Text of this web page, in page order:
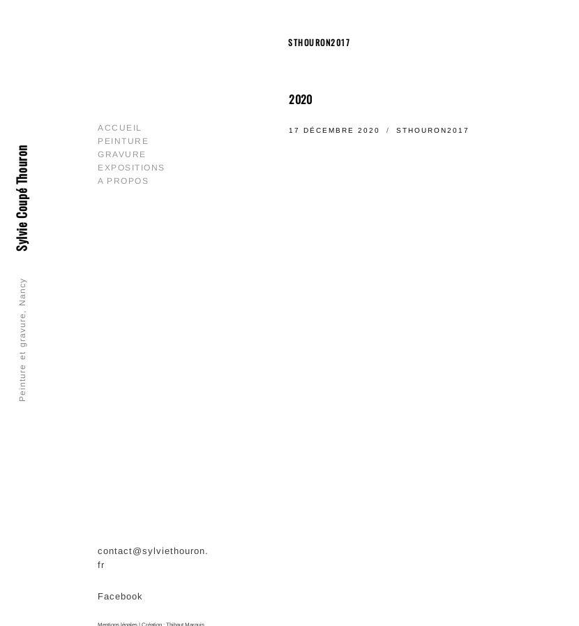
Sylvie Coupé Thouron
Peinture et gravure, Nancy
ACCUEIL
PEINTURE
GRAVURE
EXPOSITIONS
A PROPOS
contact@sylviethouron.
fr
Facebook
STHOURON2017
2020
17 DÉCEMBRE 2020 STHOURON2017